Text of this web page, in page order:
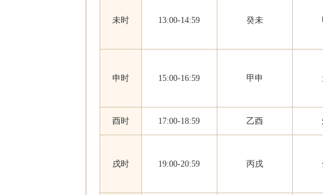
未时 13:00-14:59 癸未
申时 15:00-16:59 甲申
酉时 17:00-18:59 乙酉
戌时 19:00-20:59 丙戌